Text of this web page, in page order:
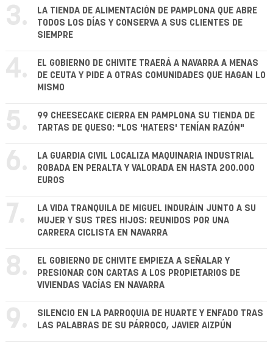
3.
LA TIENDA DE ALIMENTACIÓN DE PAMPLONA QUE ABRE
TODOS LOS DÍAS Y CONSERVA A SUS CLIENTES DE
SIEMPRE
4.
EL GOBIERNO DE CHIVITE TRAERÁ A NAVARRA A MENAS
DE CEUTA Y PIDE A OTRAS COMUNIDADES QUE HAGAN LO
MISMO
5.
99 CHEESECAKE CIERRA EN PAMPLONA SU TIENDA DE
TARTAS DE QUESO: "LOS 'HATERS' TENÍAN RAZÓN"
6.
LA GUARDIA CIVIL LOCALIZA MAQUINARIA INDUSTRIAL
ROBADA EN PERALTA Y VALORADA EN HASTA 200.000
EUROS
7.
LA VIDA TRANQUILA DE MIGUEL INDURÁIN JUNTO A SU
MUJER Y SUS TRES HIJOS: REUNIDOS POR UNA
CARRERA CICLISTA EN NAVARRA
8.
EL GOBIERNO DE CHIVITE EMPIEZA A SEÑALAR Y
PRESIONAR CON CARTAS A LOS PROPIETARIOS DE
VIVIENDAS VACÍAS EN NAVARRA
9.
SILENCIO EN LA PARROQUIA DE HUARTE Y ENFADO TRAS
LAS PALABRAS DE SU PÁRROCO, JAVIER AIZPÚN